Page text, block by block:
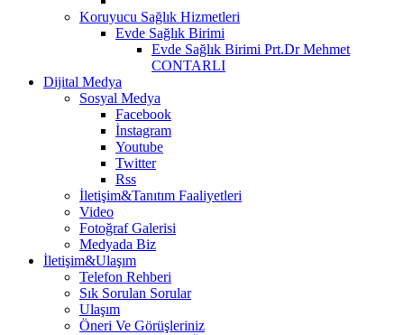
Koruyucu Sağlık Hizmetleri
Evde Sağlık Birimi
Evde Sağlık Birimi Prt.Dr Mehmet
CONTARLI
Dijital Medya
Sosyal Medya
Facebook
İnstagram
Youtube
Twitter
Rss
İletişim&Tanıtım Faaliyetleri
Video
Fotoğraf Galerisi
Medyada Biz
İletişim&Ulaşım
Telefon Rehberi
Sık Sorulan Sorular
Ulaşım
Öneri Ve Görüşleriniz